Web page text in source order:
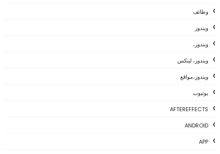
وظائف
ويندوز
ويندوز،
ويندوز، لينكس
ويندوز،مواقع
يوتيوب
AFTEREFFECTS
ANDROID
APP